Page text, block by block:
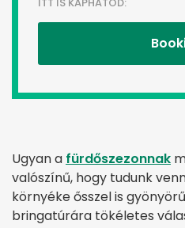
Ugyan a fürdőszezonnak
valószínű, hogy tudunk
környéke ősszel is
bringatúrára tökéletes